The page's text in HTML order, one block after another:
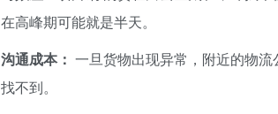
在高峰期可能就是半天。
沟通成本： 一旦货物出现异常，附近的物
找不到。